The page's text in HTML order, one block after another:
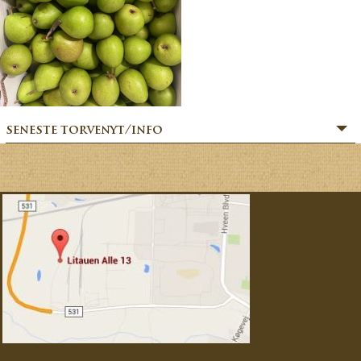
seneste torvenyt/info
» SOMMERHILSEN:
» BÆR-FEKT SOMMER!
» MERE MARKVÆRK MAGI:
» Sommerfesten er i gang:
» MAGIEN FRA MARKVÆRK:
» VORES EVENTYRLIGE VERDEN:
» FORÅRSFESTEN ER I GANG: